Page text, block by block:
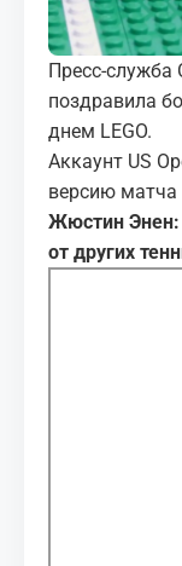
КОНТАКТЫ
UZ-PIN
Пресс-
поздравила
днем LEGO.
Аккаунт US
версию
Жюстин Энен:
от других